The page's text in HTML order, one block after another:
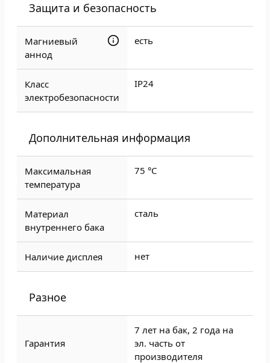
Защита и безопасность
Магниевый
аннод
есть
Класс
электробезопасности
IP24
Дополнительная информация
Максимальная
температура
75 °С
Материал
внутреннего бака
сталь
Наличие дисплея нет
Разное
Гарантия
7 лет на бак, 2 года на
эл. часть от
производителя